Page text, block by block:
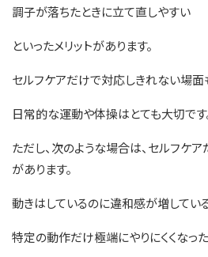
調子が落ちたときに立て直しやすい
といったメリットがあります。
セルフケアだけで対応しきれない場面
日常的な運動や体操はとても大切です
ただし、次のような場合は、セルフケ
があります。
動きはしているのに違和感が増してい
特定の動作だけ極端にやりにくくなった